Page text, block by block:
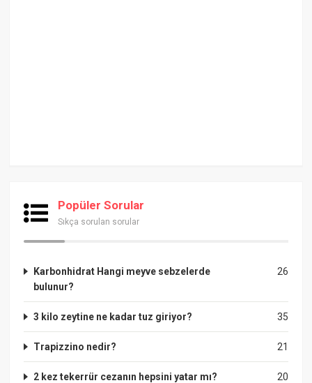
Popüler Sorular
Sıkça sorulan sorular
26
Karbonhidrat Hangi meyve sebzelerde
bulunur?
35
3 kilo zeytine ne kadar tuz giriyor?
21
Trapizzino nedir?
20
2 kez tekerrür cezanın hepsini yatar mı?